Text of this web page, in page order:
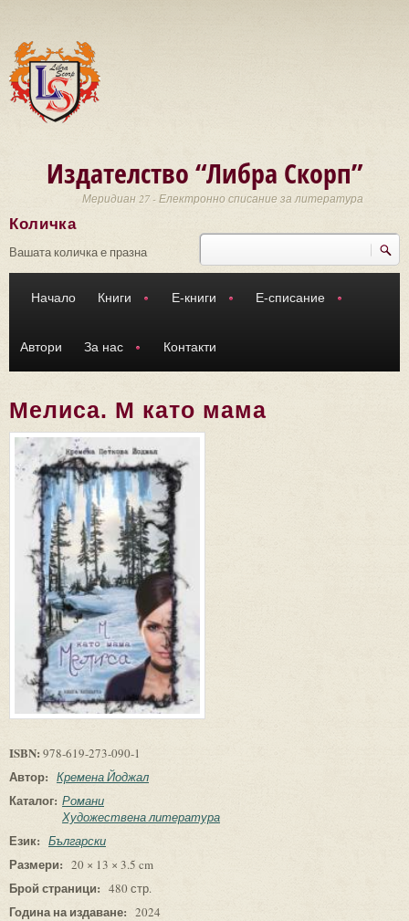
Издателство “Либра Скорп”
Меридиан 27 - Електронно списание за литература
Търси
Количка
Вашата количка е празна
Начало Книги Е-книги Е-списание
Автори За нас Контакти
Мелиса. М като мама
ISBN: 978-619-273-090-1
Автор: Кремена Йоджал
Каталог: Романи
Художествена литература
Език: Български
Размери: 20 × 13 × 3.5 cm
Брой страници: 480 стр.
Година на издаване: 2024